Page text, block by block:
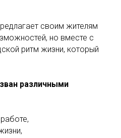
своим жителям
но вместе с
ритм жизни, который
различными